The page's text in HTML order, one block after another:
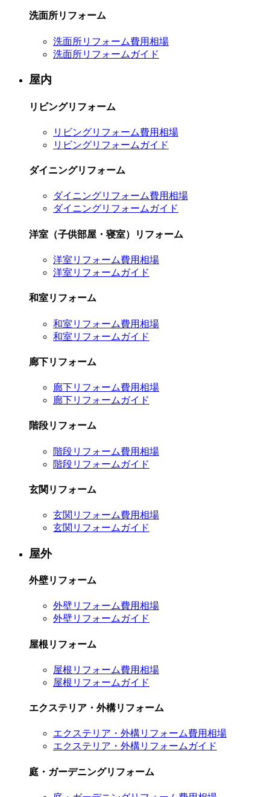
洗面所リフォーム
洗面所リフォーム費用相場
洗面所リフォームガイド
屋内
リビングリフォーム
リビングリフォーム費用相場
リビングリフォームガイド
ダイニングリフォーム
ダイニングリフォーム費用相場
ダイニングリフォームガイド
洋室（子供部屋・寝室）リフォーム
洋室リフォーム費用相場
洋室リフォームガイド
和室リフォーム
和室リフォーム費用相場
和室リフォームガイド
廊下リフォーム
廊下リフォーム費用相場
廊下リフォームガイド
階段リフォーム
階段リフォーム費用相場
階段リフォームガイド
玄関リフォーム
玄関リフォーム費用相場
玄関リフォームガイド
屋外
外壁リフォーム
外壁リフォーム費用相場
外壁リフォームガイド
屋根リフォーム
屋根リフォーム費用相場
屋根リフォームガイド
エクステリア・外構リフォーム
エクステリア・外構リフォーム費用相場
エクステリア・外構リフォームガイド
庭・ガーデニングリフォーム